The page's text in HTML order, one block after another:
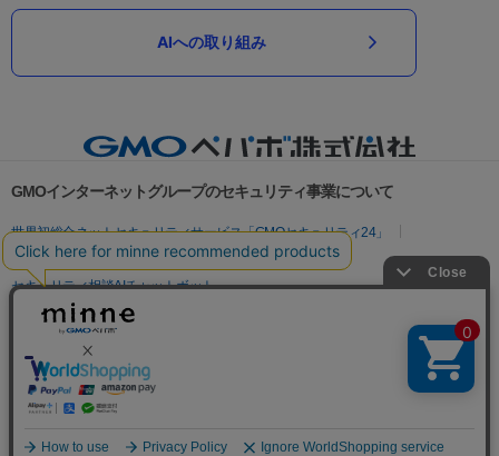
AIへの取り組み
GMOインターネットグループのセキュリティ事業について
世界初総合ネットセキュリティサービス「GMOセキュリティ24」
パスワード漏洩診断
Webサイトリスク診断
セキュリティ相談AIチャットボット
実在証明・盗聴対策
サイバー攻撃対策（GMO Flatt Security）
セキュリティ事業の軌跡